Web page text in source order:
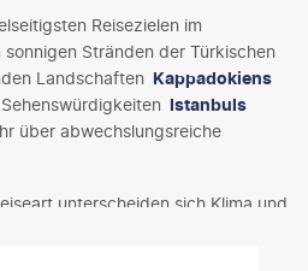
Reisezielen im
sonnigen Stränden der Türkischen
Landschaften Kappadokiens
Istanbuls
über abwechslungsreiche
unterscheiden sich Klima und